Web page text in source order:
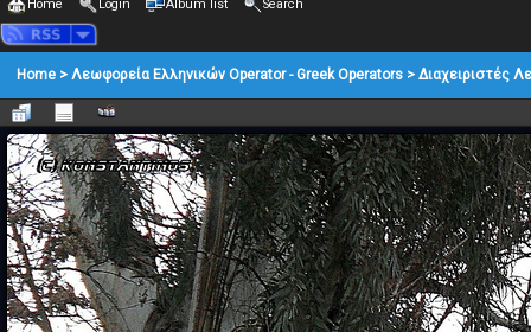
Home Login Album list Search
Home > Λεωφορεία Ελληνικών Operator - Greek Operators > Διαχειριστές